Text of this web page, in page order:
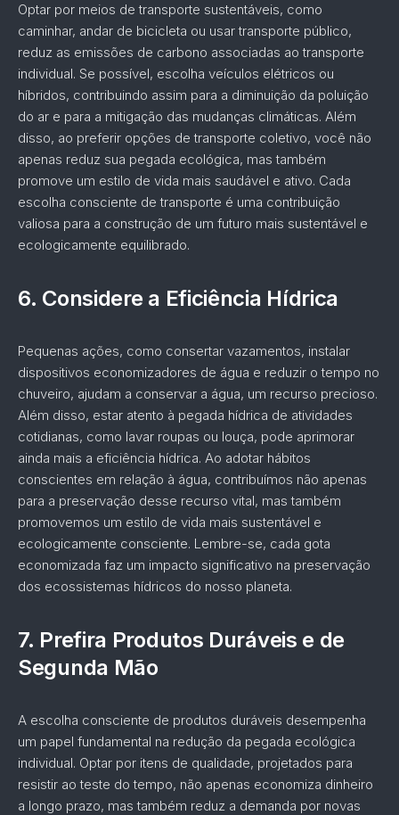
Optar por meios de transporte sustentáveis, como
caminhar, andar de bicicleta ou usar transporte público,
reduz as emissões de carbono associadas ao transporte
individual. Se possível, escolha veículos elétricos ou
híbridos, contribuindo assim para a diminuição da poluição
do ar e para a mitigação das mudanças climáticas. Além
disso, ao preferir opções de transporte coletivo, você não
apenas reduz sua pegada ecológica, mas também
promove um estilo de vida mais saudável e ativo. Cada
escolha consciente de transporte é uma contribuição
valiosa para a construção de um futuro mais sustentável e
ecologicamente equilibrado.
6. Considere a Eficiência Hídrica
Pequenas ações, como consertar vazamentos, instalar
dispositivos economizadores de água e reduzir o tempo no
chuveiro, ajudam a conservar a água, um recurso precioso.
Além disso, estar atento à pegada hídrica de atividades
cotidianas, como lavar roupas ou louça, pode aprimorar
ainda mais a eficiência hídrica. Ao adotar hábitos
conscientes em relação à água, contribuímos não apenas
para a preservação desse recurso vital, mas também
promovemos um estilo de vida mais sustentável e
ecologicamente consciente. Lembre-se, cada gota
economizada faz um impacto significativo na preservação
dos ecossistemas hídricos do nosso planeta.
7. Prefira Produtos Duráveis e de
Segunda Mão
A escolha consciente de produtos duráveis desempenha
um papel fundamental na redução da pegada ecológica
individual. Optar por itens de qualidade, projetados para
resistir ao teste do tempo, não apenas economiza dinheiro
a longo prazo, mas também reduz a demanda por novas